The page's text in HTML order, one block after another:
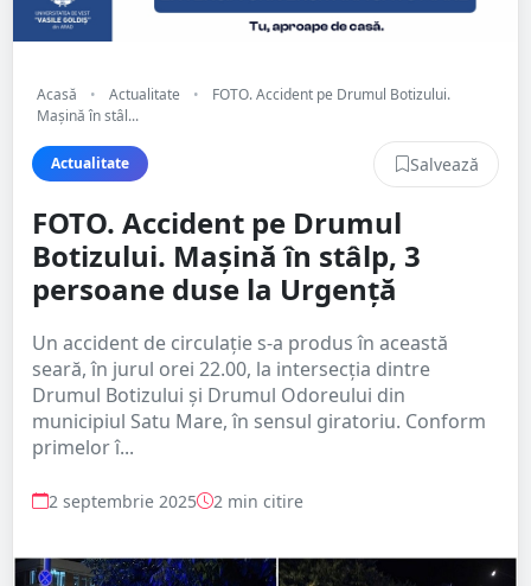
Acasă • Actualitate •
FOTO. Accident pe Drumul Botizului.
Mașină în stâl...
Actualitate Salvează
FOTO. Accident pe Drumul
Botizului. Mașină în stâlp, 3
persoane duse la Urgență
Un accident de circulație s-a produs în această
seară, în jurul orei 22.00, la intersecția dintre
Drumul Botizului și Drumul Odoreului din
municipiul Satu Mare, în sensul giratoriu. Conform
primelor î...
2 septembrie 2025 2 min citire